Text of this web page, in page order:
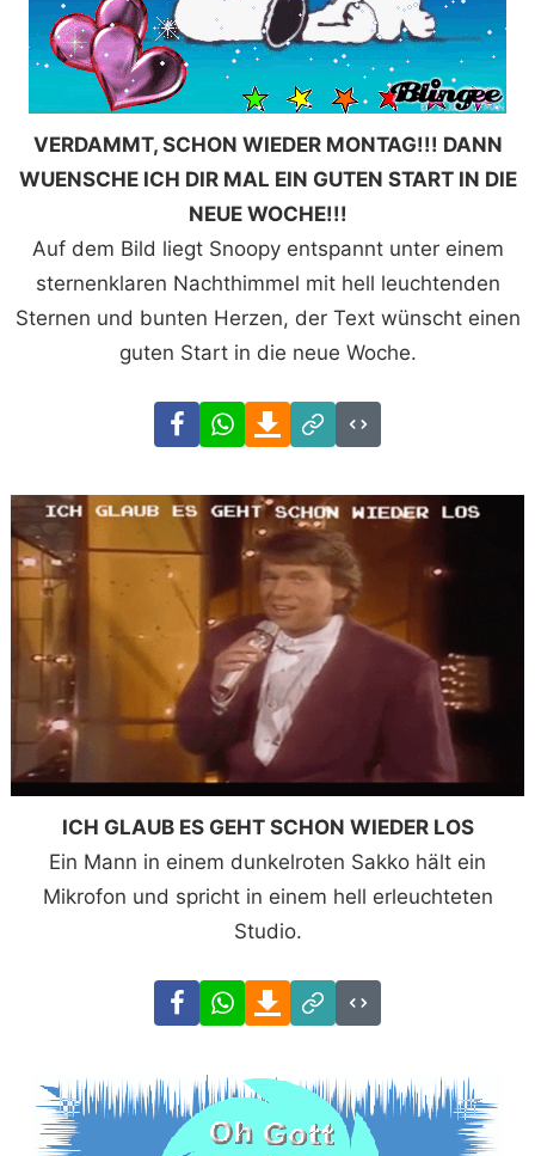
VERDAMMT, SCHON WIEDER MONTAG!!! DANN
WUENSCHE ICH DIR MAL EIN GUTEN START IN DIE
NEUE WOCHE!!!
Auf dem Bild liegt Snoopy entspannt unter einem
sternenklaren Nachthimmel mit hell leuchtenden
Sternen und bunten Herzen, der Text wünscht einen
guten Start in die neue Woche.
FacebookWhatsAppDownload
Link
Code
ICH GLAUB ES GEHT SCHON WIEDER LOS
Ein Mann in einem dunkelroten Sakko hält ein
Mikrofon und spricht in einem hell erleuchteten
Studio.
FacebookWhatsAppDownload
Link
Code